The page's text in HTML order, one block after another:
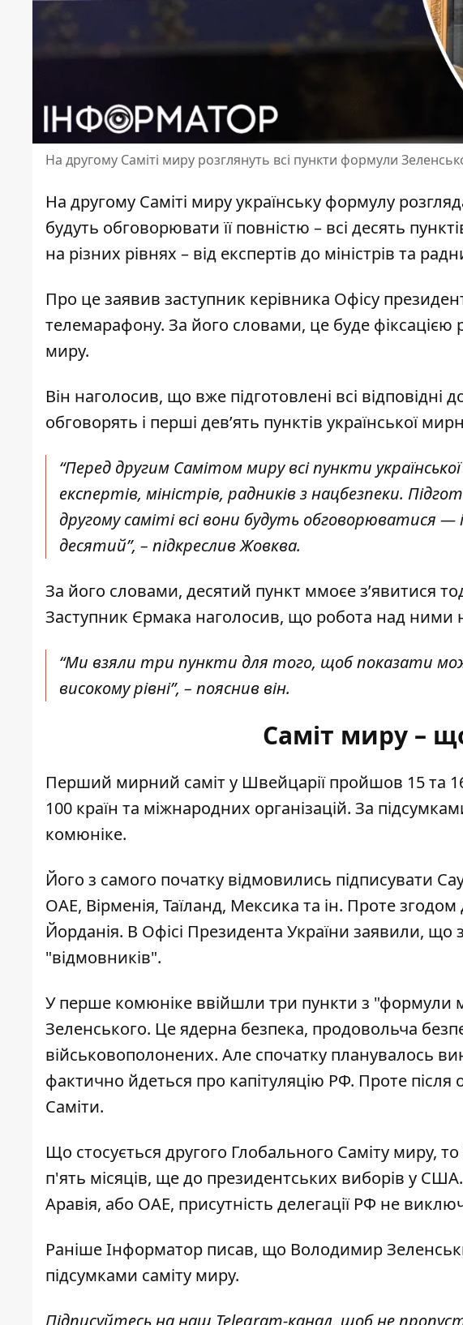
На другому Саміті миру розглянуть всі пункти формули
На другому Саміті миру українську формулу
будуть обговорювати її повністю – всі десять
на різних рівнях – від експертів до міністрів та
Про це заявив заступник керівника Офісу
телемарафону. За його словами, це буде фіксацією
миру.
Він наголосив, що вже підготовлені всі відповідні
обговорять і перші дев’ять пунктів української
“Перед другим Самітом миру всі пункти
експертів, міністрів, радників з нацбезпеки.
другому саміті всі вони будуть обговорюватися
десятий”, – підкреслив Жовква.
За його словами, десятий пункт ммоєе з’явитися
Заступник Єрмака наголосив, що робота над ними
“Ми взяли три пункти для того, щоб показати
високому рівні”, – пояснив він.
Саміт миру –
Перший мирний саміт у Швейцарії пройшов 15 та
100 країн та міжнародних організацій. За
комюніке.
Його з самого початку відмовились підписувати
ОАЕ, Вірменія, Таїланд, Мексика та ін. Проте
Йорданія. В Офісі Президента України заявили, що
"відмовників".
У перше комюніке ввійшли три пункти з "формули
Зеленського. Це ядерна безпека, продовольча
військовополонених. Але спочатку планувалось
фактично йдеться про капітуляцію РФ. Проте після
Саміти.
Що стосується другого Глобального Саміту миру,
п'ять місяців, ще до президентських виборів у
Аравія, або ОАЕ, присутність делегації РФ не
Раніше Інформатор писав, що Володимир
підсумками саміту миру.